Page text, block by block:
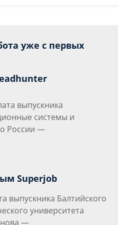
уже с первых
выпускника
системы и
России —
Superjob
выпускника Балтийского
университета
—